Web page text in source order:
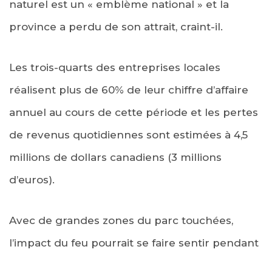
naturel est un « emblème national » et la
province a perdu de son attrait, craint-il.
Les trois-quarts des entreprises locales
réalisent plus de 60% de leur chiffre d’affaire
annuel au cours de cette période et les pertes
de revenus quotidiennes sont estimées à 4,5
millions de dollars canadiens (3 millions
d’euros).
Avec de grandes zones du parc touchées,
l’impact du feu pourrait se faire sentir pendant